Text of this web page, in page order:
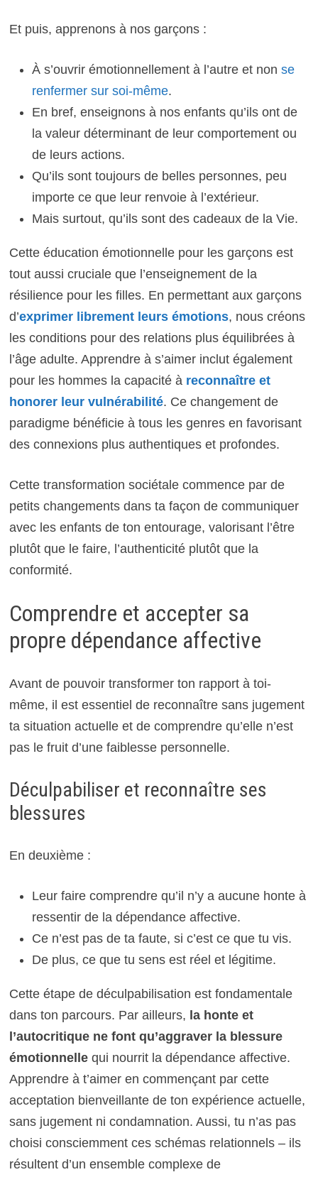
Et puis, apprenons à nos garçons :
À s’ouvrir émotionnellement à l’autre et non se
renfermer sur soi-même.
En bref, enseignons à nos enfants qu’ils ont de
la valeur déterminant de leur comportement ou
de leurs actions.
Qu’ils sont toujours de belles personnes, peu
importe ce que leur renvoie à l’extérieur.
Mais surtout, qu’ils sont des cadeaux de la Vie.
Cette éducation émotionnelle pour les garçons est
tout aussi cruciale que l’enseignement de la
résilience pour les filles. En permettant aux garçons
d’exprimer librement leurs émotions, nous créons
les conditions pour des relations plus équilibrées à
l’âge adulte. Apprendre à s’aimer inclut également
pour les hommes la capacité à reconnaître et
honorer leur vulnérabilité. Ce changement de
paradigme bénéficie à tous les genres en favorisant
des connexions plus authentiques et profondes.
Cette transformation sociétale commence par de
petits changements dans ta façon de communiquer
avec les enfants de ton entourage, valorisant l’être
plutôt que le faire, l’authenticité plutôt que la
conformité.
Comprendre et accepter sa
propre dépendance affective
Avant de pouvoir transformer ton rapport à toi-
même, il est essentiel de reconnaître sans jugement
ta situation actuelle et de comprendre qu’elle n’est
pas le fruit d’une faiblesse personnelle.
Déculpabiliser et reconnaître ses
blessures
En deuxième :
Leur faire comprendre qu’il n’y a aucune honte à
ressentir de la dépendance affective.
Ce n’est pas de ta faute, si c’est ce que tu vis.
De plus, ce que tu sens est réel et légitime.
Cette étape de déculpabilisation est fondamentale
dans ton parcours. Par ailleurs, la honte et
l’autocritique ne font qu’aggraver la blessure
émotionnellequi nourrit la dépendance affective.
Apprendre à t’aimer en commençant par cette
acceptation bienveillante de ton expérience actuelle,
sans jugement ni condamnation. Aussi, tu n’as pas
choisi consciemment ces schémas relationnels – ils
résultent d’un ensemble complexe de